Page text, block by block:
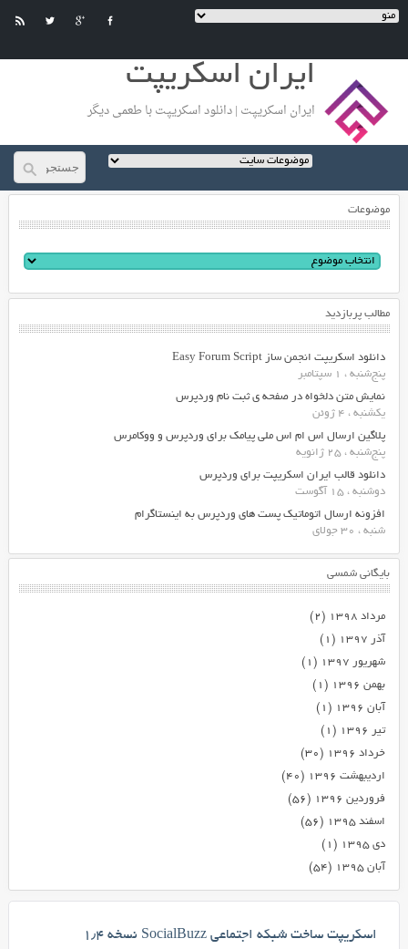
ایران اسکریپت
ایران اسکریپت | دانلود اسکریپت با طعمی دیگر
موضوعات
مطالب پربازدید
دانلود اسکریپت انجمن ساز Easy Forum Script
پنج‌شنبه ، 1 سپتامبر
نمایش متن دلخواه در صفحه ی ثبت نام وردپرس
یکشنبه ، 4 ژوئن
پلاگین ارسال اس ام اس ملی پیامک برای وردپرس و ووکامرس
پنج‌شنبه ، 25 ژانویه
دانلود قالب ایران اسکریپت برای وردپرس
دوشنبه ، 15 آگوست
افزونه ارسال اتوماتیک پست های وردپرس به اینستاگرام
شنبه ، 30 جولای
بایگانی شمسی
مرداد ۱۳۹۸
(۲)
آذر ۱۳۹۷
(۱)
شهریور ۱۳۹۷
(۱)
بهمن ۱۳۹۶
(۱)
آبان ۱۳۹۶
(۱)
تیر ۱۳۹۶
(۱)
خرداد ۱۳۹۶
(۳۰)
اردیبهشت ۱۳۹۶
(۴۰)
فروردین ۱۳۹۶
(۵۶)
اسفند ۱۳۹۵
(۵۶)
دی ۱۳۹۵
(۱)
آبان ۱۳۹۵
(۵۴)
اسکریپت ساخت شبکه اجتماعی SocialBuzz نسخه ۱٫۴